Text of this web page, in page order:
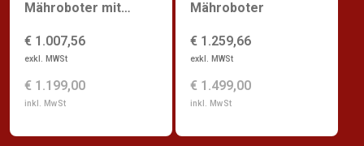
Mähroboter mit
€ 1.007,56
exkl. MWSt
€ 1.199,00
inkl. MwSt
Mähroboter
€ 1.259,66
exkl. MWSt
€ 1.499,00
inkl. MwSt